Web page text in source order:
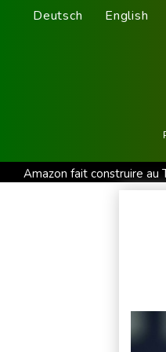
Deutsch English
Amazon fait construire au